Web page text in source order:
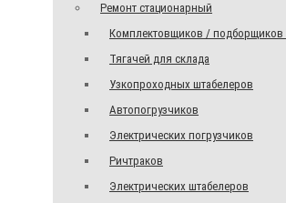
Ремонт стационарный
Комплектовщиков / подборщиков
Тягачей для склада
Узкопроходных штабелеров
Автопогрузчиков
Электрических погрузчиков
Ричтраков
Электрических штабелеров